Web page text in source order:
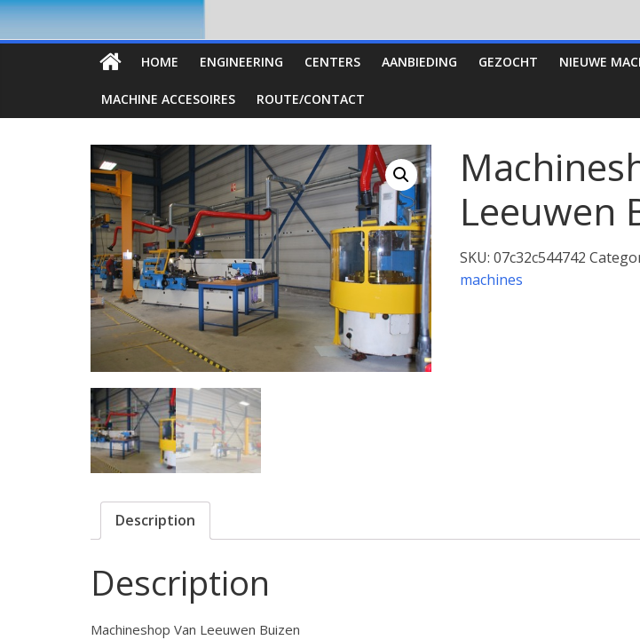
HOME ENGINEERING CENTERS AANBIEDING GEZOCHT NIEUWE
MACHINE ACCESOIRES ROUTE/CONTACT
Leeuwen
SKU: 07c32c544742
machines
Description
Description
Machineshop Van Leeuwen Buizen